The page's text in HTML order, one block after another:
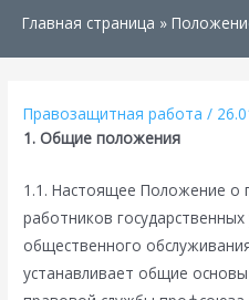
Главная страница »
Правозащитная работа /
1. Общие положения
1.1. Настоящее Положение о
работников
общественного
устанавливает общие